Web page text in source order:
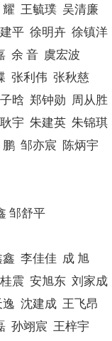
王毓璞 吴清廉
平 徐明卉 徐镇洋
余 音 虞宏波
张利伟 张秋慈
晗 郑钟勋 周从胜
宇 朱建英 朱锦琪
邹亦宸 陈炳宇
邹舒平
李佳佳 成 旭
震 安旭东 刘家成
沈建成 王飞昂
孙翊宸 王梓宇